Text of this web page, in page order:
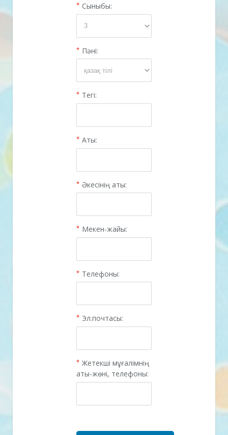
* Сыныбы:
* Пәні:
* Тегі:
* Аты:
* Әкесінің аты:
* Мекен-жайы:
* Телефоны:
* Эл.почтасы:
* Жетекші мұғалімнің
аты-жөні, телефоны: